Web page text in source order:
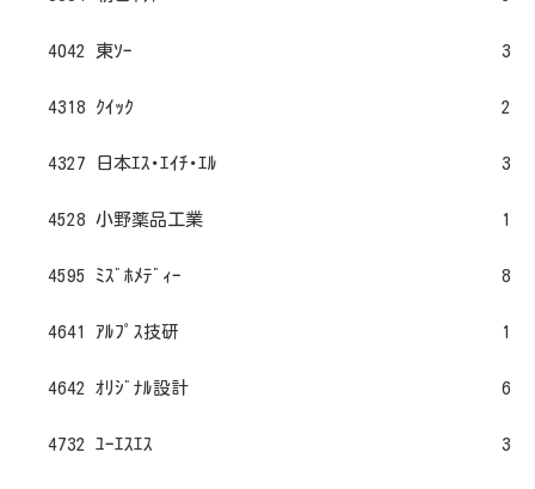
4042 東ｿｰ 3
4318 ｸｲｯｸ 2
4327 日本ｴｽ･ｴｲﾁ･ｴﾙ 3
4528 小野薬品工業 1
4595 ﾐｽﾞﾎﾒﾃﾞｨｰ 8
4641 ｱﾙﾌﾟｽ技研 1
4642 ｵﾘｼﾞﾅﾙ設計 6
4732 ﾕｰｴｽｴｽ 3